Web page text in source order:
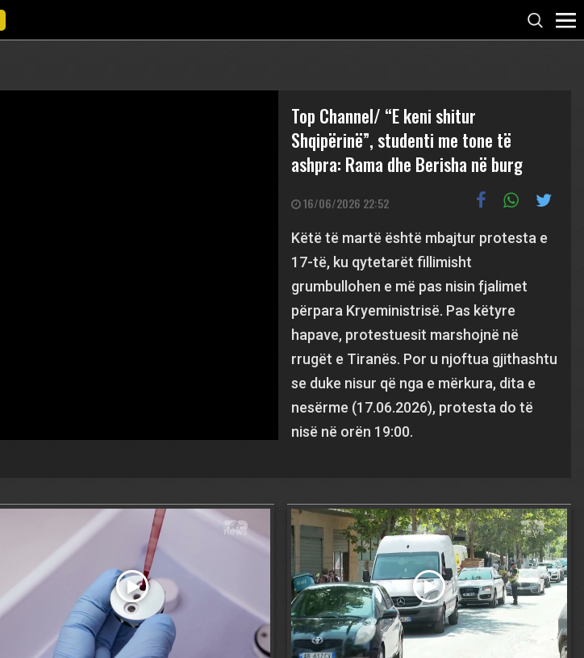
Top Channel/ “E keni shitur
Shqipërinë”, studenti me tone të
ashpra: Rama dhe Berisha në burg
16/06/2026 22:52
Këtë të martë është mbajtur protesta e
17-të, ku qytetarët fillimisht
grumbullohen e më pas nisin fjalimet
përpara Kryeministrisë. Pas këtyre
hapave, protestuesit marshojnë në
rrugët e Tiranës. Por u njoftua gjithashtu
se duke nisur që nga e mërkura, dita e
nesërme (17.06.2026), protesta do të
nisë në orën 19:00.